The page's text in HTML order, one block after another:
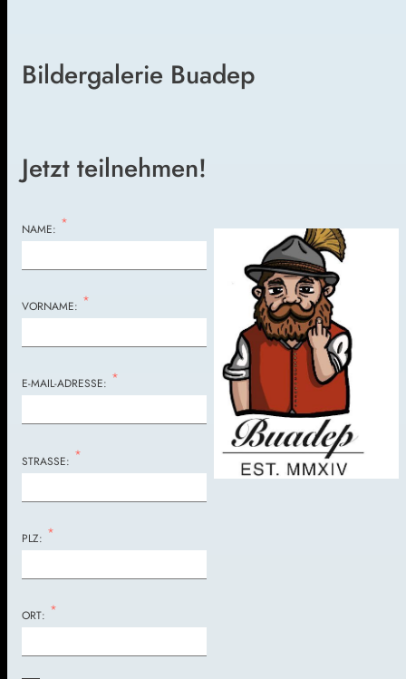
Bildergalerie Buadep
Jetzt teilnehmen!
NAME: *
VORNAME: *
E-MAIL-ADRESSE: *
STRASSE: *
PLZ: *
ORT: *